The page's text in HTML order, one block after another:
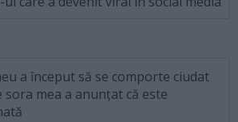
a început să se comporte ciudat
sora mea a anunțat că este